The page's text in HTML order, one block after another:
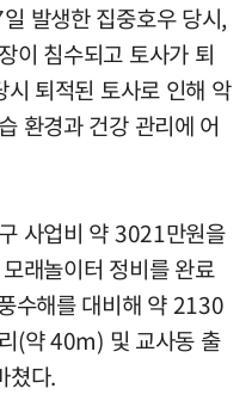
발생한 집중호우 당시,
이 침수되고 토사가 퇴
퇴적된 토사로 인해 악
환경과 건강 관리에 어
사업비 약 3021만원을
래놀이터 정비를 완료
수해를 대비해 약 2130
(약 40m) 및 교사동 출
쳤다.